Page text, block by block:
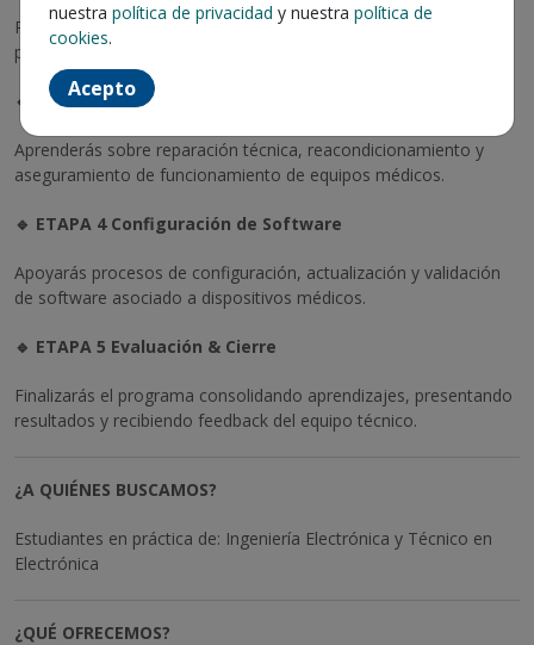
Participarás en diagnósticos técnicos, identificación de fallas y
procesos de soporte en terreno.
🔹 ETAPA 3 Reparación & Reacondicionamiento
Aprenderás sobre reparación técnica, reacondicionamiento y
aseguramiento de funcionamiento de equipos médicos.
🔹 ETAPA 4 Configuración de Software
Apoyarás procesos de configuración, actualización y validación
de software asociado a dispositivos médicos.
🔹 ETAPA 5 Evaluación & Cierre
Finalizarás el programa consolidando aprendizajes, presentando
resultados y recibiendo feedback del equipo técnico.
¿A QUIÉNES BUSCAMOS?
Estudiantes en práctica de: Ingeniería Electrónica y Técnico en
Electrónica
¿QUÉ OFRECEMOS?
nuestra política de privacidad y nuestra política de
cookies.
Acepto